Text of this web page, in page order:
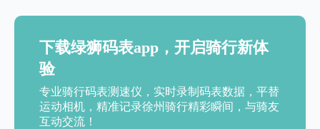
下载绿狮码表app，开启骑行新体
验
专业骑行码表测速仪，实时录制码表数据，平替
运动相机，精准记录徐州骑行精彩瞬间，与骑友
互动交流！